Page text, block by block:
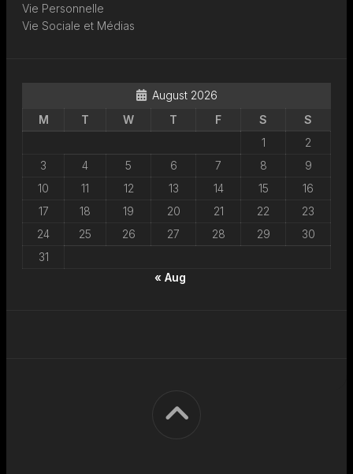
Vie Personnelle
Vie Sociale et Médias
August 2026
M
T W T F S
S
1
2
3
4 5 6 7 8
9
10
11 12 13 14 15
16
17
18 19 20 21 22
23
24
25 26 27 28 29
30
31
« Aug